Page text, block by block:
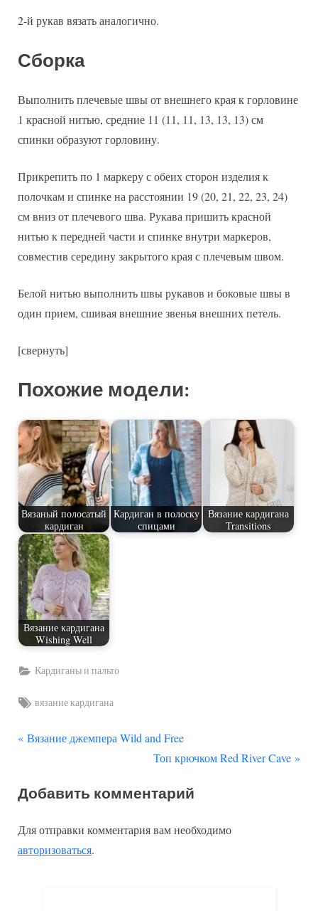
2-й рукав вязать аналогично.
Сборка
Выполнить плечевые швы от внешнего края к горловине
1 красной нитью, средние 11 (11, 11, 13, 13, 13) см
спинки образуют горловину.
Прикрепить по 1 маркеру с обеих сторон изделия к
полочкам и спинке на расстоянии 19 (20, 21, 22, 23, 24)
см вниз от плечевого шва. Рукава пришить красной
нитью к передней части и спинке внутри маркеров,
совместив середину закрытого края с плечевым швом.
Белой нитью выполнить швы рукавов и боковые швы в
один прием, сшивая внешние звенья внешних петель.
[свернуть]
Похожие модели:
Вязаный полосатый
кардиган
Кардиган в полоску
спицами
Вязание кардигана
Transitions
Вязание кардигана
Wishing Well
Кардиганы и пальто
Tags:
вязание кардигана
Навигация
записям
П
д
д
у
Вязание джемпера Wild and Free
С
е
у
Топ крючком Red River Cave
Добавить комментарий
Для отправки комментария вам необходимо
авторизоваться.